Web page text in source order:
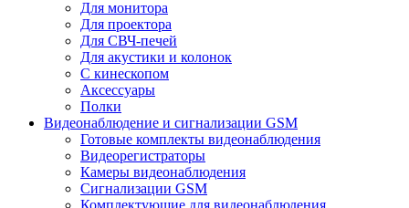
Для монитора
Для проектора
Для СВЧ-печей
Для акустики и колонок
С кинескопом
Аксессуары
Полки
Видеонаблюдение и сигнализации GSM
Готовые комплекты видеонаблюдения
Видеорегистраторы
Камеры видеонаблюдения
Сигнализации GSM
Комплектующие для видеонаблюдения